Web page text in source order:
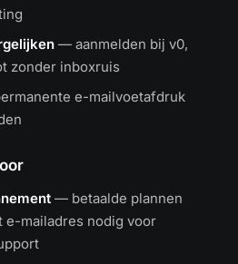
— aanmelden bij v0,
zonder inboxruis
e-mailvoetafdruk
— betaalde plannen
e-mailadres nodig voor